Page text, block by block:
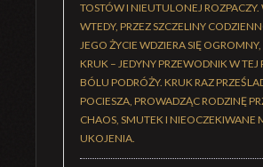
TOSTÓW I NIEUTULONEJ
WTEDY, PRZEZ SZCZELINY
JEGO ŻYCIE WDZIERA SIĘ
KRUK – JEDYNY PRZEWODNIK W TEJ
BÓLU PODRÓŻY. KRUK RAZ
POCIESZA, PROWADZĄC RODZINĘ
CHAOS, SMUTEK I NIEOCZEKIWANE
UKOJENIA.